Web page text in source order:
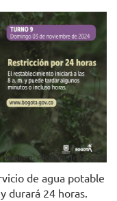
Imagen: Alcaldía de Bogotá
de agua potable
durará 24 horas.